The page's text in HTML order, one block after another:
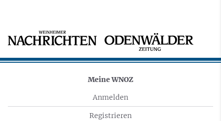
Meine WNOZ
Anmelden
Registrieren